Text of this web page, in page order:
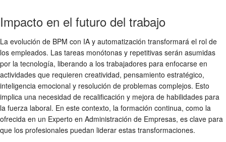
Impacto en el futuro del trabajo
La evolución de BPM con IA y automatización transformará el rol de
los empleados. Las tareas monótonas y repetitivas serán asumidas
por la tecnología, liberando a los trabajadores para enfocarse en
actividades que requieren creatividad, pensamiento estratégico,
inteligencia emocional y resolución de problemas complejos. Esto
implica una necesidad de recalificación y mejora de habilidades para
la fuerza laboral. En este contexto, la formación continua, como la
ofrecida en un Experto en Administración de Empresas, es clave para
que los profesionales puedan liderar estas transformaciones.